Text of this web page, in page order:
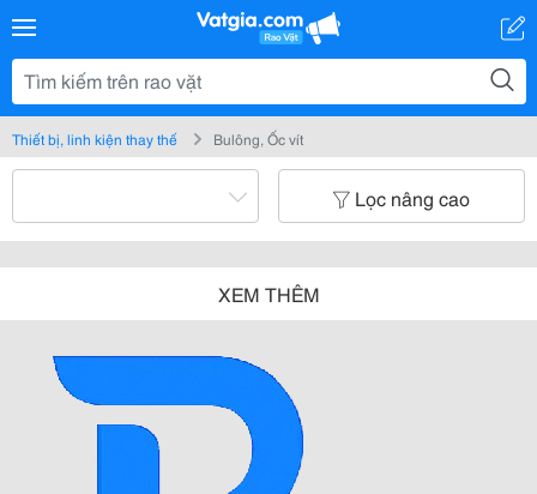
Thiết bị, linh kiện thay thế Bulông, Ốc vít
Lọc nâng cao
XEM THÊM